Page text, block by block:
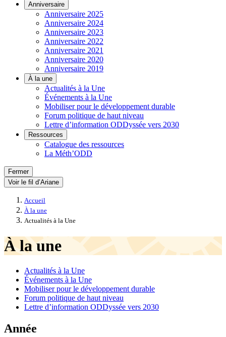
Anniversaire
Anniversaire 2025
Anniversaire 2024
Anniversaire 2023
Anniversaire 2022
Anniversaire 2021
Anniversaire 2020
Anniversaire 2019
À la une
Actualités à la Une
Événements à la Une
Mobiliser pour le développement durable
Forum politique de haut niveau
Lettre d’information ODDyssée vers 2030
Ressources
Catalogue des ressources
La Méth’ODD
Fermer
Voir le fil d’Ariane
Accueil
À la une
Actualités à la Une
À la une
Actualités à la Une
Événements à la Une
Mobiliser pour le développement durable
Forum politique de haut niveau
Lettre d’information ODDyssée vers 2030
Année